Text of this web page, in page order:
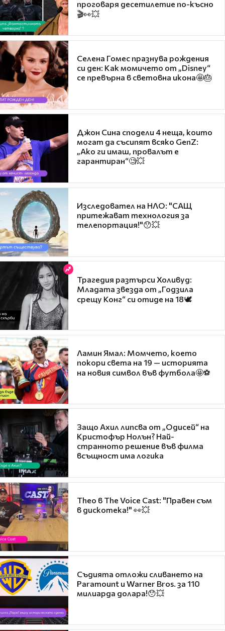
проговаря десетилетие по-късно
🎬👀💥
Селена Гомес празнува рождения
си ден: Как момичето от „Disney“
се превърна в световна икона🤩🎂
Джон Сина сподели 4 неща, които
могат да съсипят всяко GenZ:
„Ако ги имаш, провалът е
гарантиран“🧐💥
Изследовател на НЛО: "САЩ
притежават технология за
телепортация!"😯💥
Трагедия разтърси Холивуд:
Младата звезда от „Годзила
срещу Конг“ си отиде на 18🕊️
Ламин Ямал: Момчето, което
покори света на 19 — историята
на новия символ във футбола🤩⚽
Защо Ахил липсва от „Одисей“ на
Кристофър Нолън? Най-
странното решение във филма
всъщност има логика
Theo в The Voice Cast: "Правен съм
в дискотека!" 👀💥
Съдията отложи сливането на
Paramount и Warner Bros. за 110
милиарда долара!😯💥